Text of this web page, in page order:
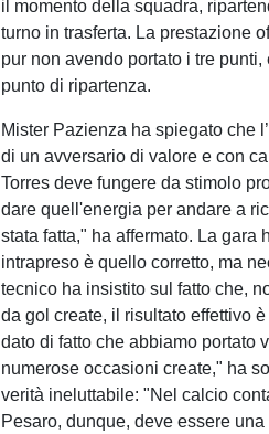
il momento della squadra,
turno in trasferta. La prestazione
pur non avendo portato i tre
punto di ripartenza.
Mister Pazienza ha spiegato che
di un avversario di valore e con
Torres deve fungere da stimolo
dare quell'energia per andare a
stata fatta," ha affermato. La gara
intrapreso è quello corretto, ma
tecnico ha insistito sul fatto che,
da gol create, il risultato effettivo
dato di fatto che abbiamo portato
numerose occasioni create," ha
verità ineluttabile: "Nel calcio
Pesaro, dunque, deve essere